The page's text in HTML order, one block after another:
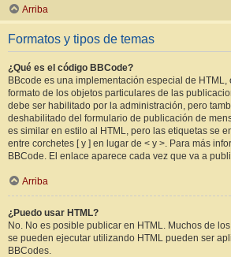
Arriba
Formatos y tipos de temas
¿Qué es el código BBCode?
BBcode es una implementación especial de HTML,
formato de los objetos particulares de las
debe ser habilitado por la administración, pero
deshabilitado del formulario de publicación de
es similar en estilo al HTML, pero las etiquetas se
entre corchetes [ y ] en lugar de < y >. Para más
BBCode. El enlace aparece cada vez que va a
Arriba
¿Puedo usar HTML?
No. No es posible publicar en HTML. Muchos de
se pueden ejecutar utilizando HTML pueden ser
BBCodes.